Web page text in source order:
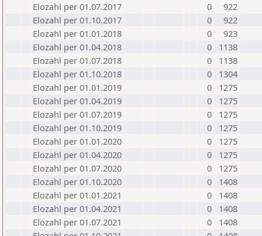
Elozahl per 01.07.2017
0
922
Elozahl per 01.10.2017
0
922
Elozahl per 01.01.2018
0
923
Elozahl per 01.04.2018
0
1138
Elozahl per 01.07.2018
0
1138
Elozahl per 01.10.2018
0
1304
Elozahl per 01.01.2019
0
1275
Elozahl per 01.04.2019
0
1275
Elozahl per 01.07.2019
0
1275
Elozahl per 01.10.2019
0
1275
Elozahl per 01.01.2020
0
1275
Elozahl per 01.04.2020
0
1275
Elozahl per 01.07.2020
0
1275
Elozahl per 01.10.2020
0
1408
Elozahl per 01.01.2021
0
1408
Elozahl per 01.04.2021
0
1408
Elozahl per 01.07.2021
0
1408